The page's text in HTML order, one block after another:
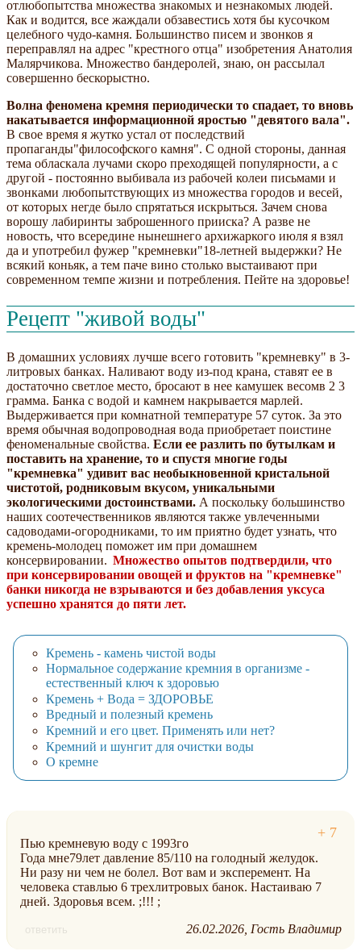
отлюбопытства множества знакомых и незнакомых людей.
Как и водится, все жаждали обзавестись хотя бы кусочком
целебного чудо-камня. Большинство писем и звонков я
переправлял на адрес "крестного отца" изобретения Анатолия
Малярчикова. Множество бандеролей, знаю, он рассылал
совершенно бескорыстно.
Волна феномена кремня периодически то спадает, то вновь
накатывается информационной яростью "девятого вала".
В свое время я жутко устал от последствий
пропаганды"философского камня". С одной стороны, данная
тема обласкала лучами скоро преходящей популярности, а с
другой - постоянно выбивала из рабочей колеи письмами и
звонками любопытствующих из множества городов и весей,
от которых негде было спрятаться искрыться. Зачем снова
ворошу лабиринты заброшенного прииска? А разве не
новость, что всередине нынешнего архижаркого июля я взял
да и употребил фужер "кремневки"18-летней выдержки? Не
всякий коньяк, а тем паче вино столько выстаивают при
современном темпе жизни и потребления. Пейте на здоровье!
Рецепт "живой воды"
В домашних условиях лучше всего готовить "кремневку" в 3-
литровых банках. Наливают воду из-под крана, ставят ее в
достаточно светлое место, бросают в нее камушек весомв 2 3
грамма. Банка с водой и камнем накрывается марлей.
Выдерживается при комнатной температуре 57 суток. За это
время обычная водопроводная вода приобретает поистине
феноменальные свойства. Если ее разлить по бутылкам и
поставить на хранение, то и спустя многие годы
"кремневка" удивит вас необыкновенной кристальной
чистотой, родниковым вкусом, уникальными
экологическими достоинствами. А поскольку большинство
наших соотечественников являются также увлеченными
садоводами-огородниками, то им приятно будет узнать, что
кремень-молодец поможет им при домашнем
консервировании. Множество опытов подтвердили, что
при консервировании овощей и фруктов на "кремневке"
банки никогда не взрываются и без добавления уксуса
успешно хранятся до пяти лет.
Кремень - камень чистой воды
Нормальное содержание кремния в организме -
естественный ключ к здоровью
Кремень + Вода = ЗДОРОВЬЕ
Вредный и полезный кремень
Кремний и его цвет. Применять или нет?
Кремний и шунгит для очистки воды
О кремне
Пью кремневую воду с 1993го
Года мне79лет давление 85/110 на голодный желудок.
Ни разу ни чем не болел. Вот вам и эксперемент. На
человека ставлью 6 трехлитровых банок. Настаиваю 7
дней. Здоровья всем. ;!!! ;
ответить 26.02.2026 Гость Владимир